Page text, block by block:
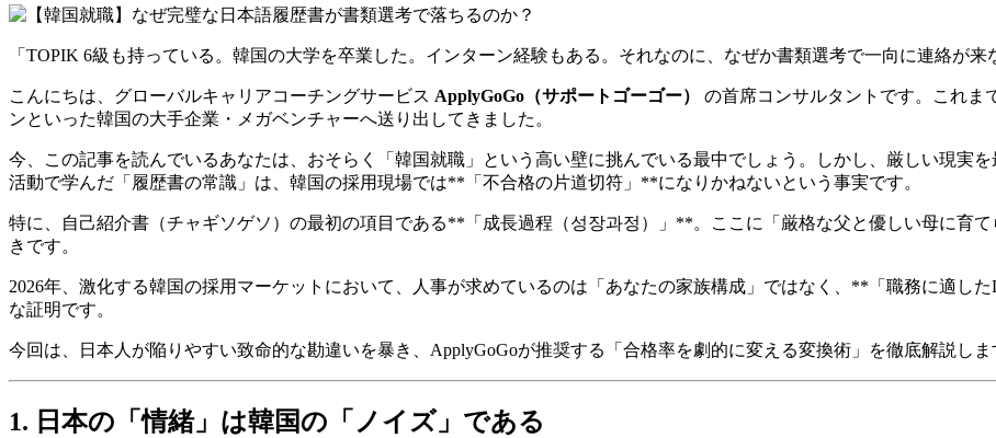
「TOPIK 6級も持っている。韓国の大学を卒業した。インターン経験もある。それなのに、なぜか書類選考で一向に連絡が
こんにちは、グローバルキャリアコーチングサービス ApplyGoGo（サポートゴーゴー）
の首席コンサルタントです。これま
ンといった韓国の大手企業・メガベンチャーへ送り出してきました。
今、この記事を読んでいるあなたは、おそらく「韓国就職」という高い壁に挑んでいる最中でしょう。しかし、厳しい現実
活動で学んだ「履歴書の常識」は、韓国の採用現場では**「不合格の片道切符」**になりかねないという事実です。
特に、自己紹介書（チャギソゲソ）の最初の項目である**「成長過程（성장과정）」**。ここに「厳格な父と優しい母に
きです。
2026年、激化する韓国の採用マーケットにおいて、人事が求めているのは「あなたの家族構成」ではなく、**「職務に適し
な証明です。
今回は、日本人が陥りやすい致命的な勘違いを暴き、ApplyGoGoが推奨する「合格率を劇的に変える変換術」を徹底解説しま
1. 日本の「情緒」は韓国の「ノイズ」である